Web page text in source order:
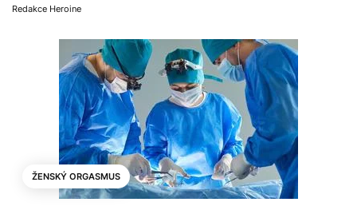
Redakce Heroine
ŽENSKÝ ORGASMUS